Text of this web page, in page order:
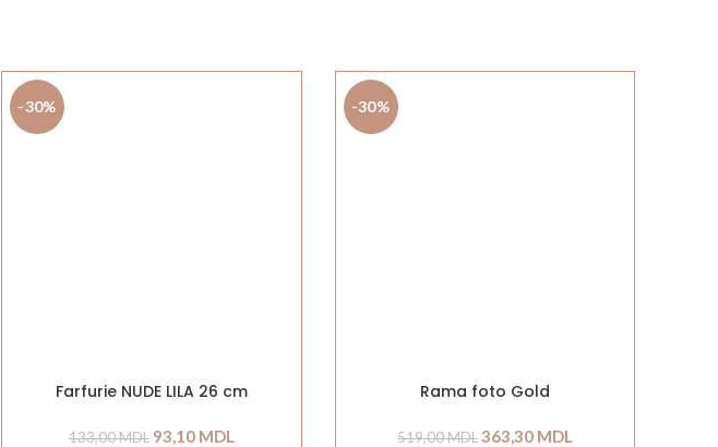
-30%
Farfurie NUDE LILA 26 cm
133,00MDL 93,10 MDL
-30%
Rama foto Gold
519,00MDL 363,30 MDL